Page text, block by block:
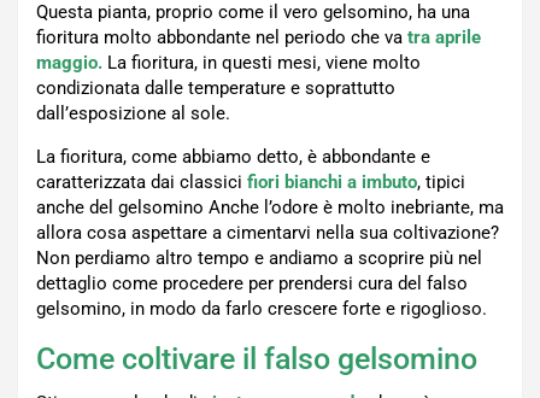
Questa pianta, proprio come il vero gelsomino, ha una
fioritura molto abbondante nel periodo che va tra aprile
maggio. La fioritura, in questi mesi, viene molto
condizionata dalle temperature e soprattutto
dall’esposizione al sole.
La fioritura, come abbiamo detto, è abbondante e
caratterizzata dai classici fiori bianchi a imbuto, tipici
anche del gelsomino Anche l’odore è molto inebriante, ma
allora cosa aspettare a cimentarvi nella sua coltivazione?
Non perdiamo altro tempo e andiamo a scoprire più nel
dettaglio come procedere per prendersi cura del falso
gelsomino, in modo da farlo crescere forte e rigoglioso.
Come coltivare il falso gelsomino